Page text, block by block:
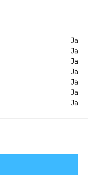
Ja
Ja
Ja
Ja
Ja
Ja
Ja